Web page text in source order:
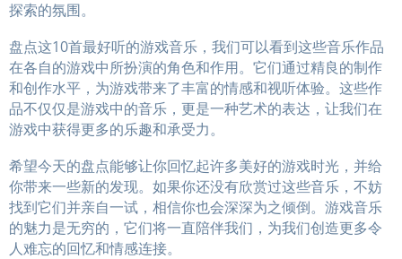
探索的氛围。
盘点这10首最好听的游戏音乐，我们可以看到这些音乐作品
在各自的游戏中所扮演的角色和作用。它们通过精良的制作
和创作水平，为游戏带来了丰富的情感和视听体验。这些作
品不仅仅是游戏中的音乐，更是一种艺术的表达，让我们在
游戏中获得更多的乐趣和承受力。
希望今天的盘点能够让你回忆起许多美好的游戏时光，并给
你带来一些新的发现。如果你还没有欣赏过这些音乐，不妨
找到它们并亲自一试，相信你也会深深为之倾倒。游戏音乐
的魅力是无穷的，它们将一直陪伴我们，为我们创造更多令
人难忘的回忆和情感连接。